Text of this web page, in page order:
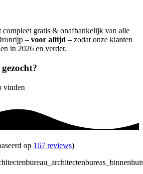
compleet gratis & onafhankelijk van alle
– voor altijd – zodat onze klanten
in 2026 en verder.
vinden
op 167 reviews)